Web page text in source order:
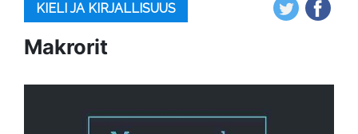
KIELI JA KIRJALLISUUS
Makrorit